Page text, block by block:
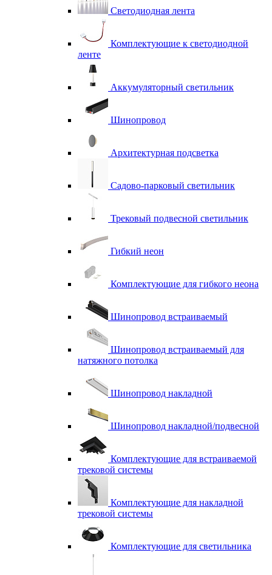
Светодиодная лента
Комплектующие к светодиодной
ленте
Аккумуляторный светильник
Шинопровод
Архитектурная подсветка
Садово-парковый светильник
Трековый подвесной светильник
Гибкий неон
Комплектующие для гибкого неона
Шинопровод встраиваемый
Шинопровод встраиваемый для
натяжного потолка
Шинопровод накладной
Шинопровод накладной/подвесной
Комплектующие для встраиваемой
трековой системы
Комплектующие для накладной
трековой системы
Комплектующие для светильника